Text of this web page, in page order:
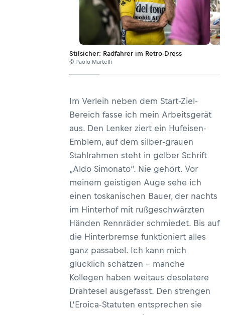
Stilsicher: Radfahrer im Retro-Dress
© Paolo Martelli
Im Verleih neben dem Start-Ziel-
Bereich fasse ich mein Arbeitsgerät
aus. Den Lenker ziert ein Hufeisen-
Emblem, auf dem silber-grauen
Stahlrahmen steht in gelber Schrift
„Aldo Simonato“. Nie gehört. Vor
meinem geistigen Auge sehe ich
einen toskanischen Bauer, der nachts
im Hinterhof mit rußgeschwärzten
Händen Rennräder schmiedet. Bis auf
die Hinterbremse funktioniert alles
ganz passabel. Ich kann mich
glücklich schätzen – manche
Kollegen haben weitaus desolatere
Drahtesel ausgefasst. Den strengen
L’Eroica-Statuten entsprechen sie